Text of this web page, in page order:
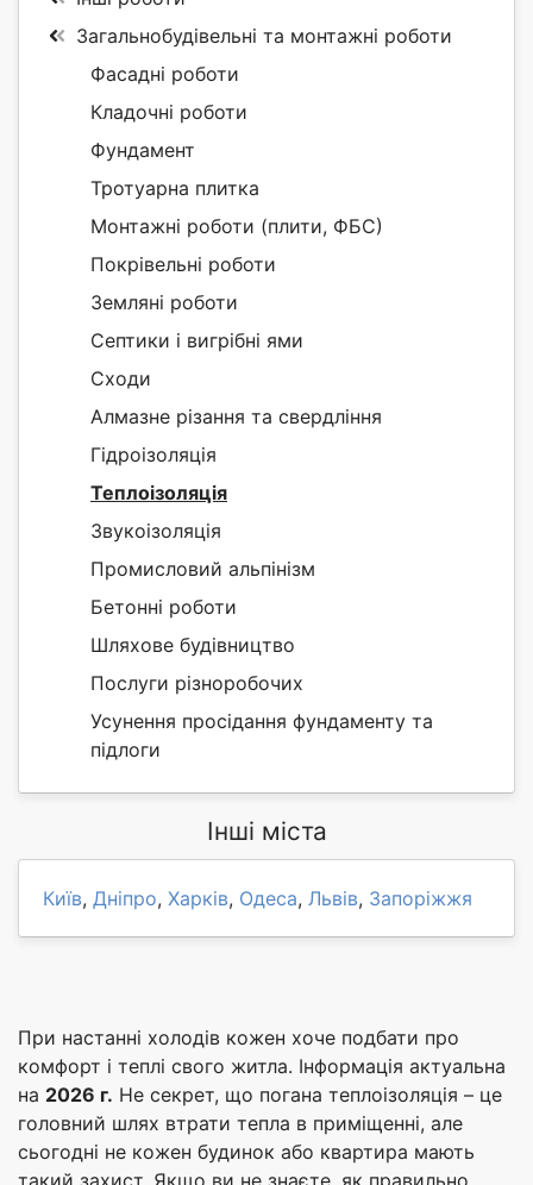
Загальнобудівельні та монтажні роботи
Фасадні роботи
Кладочні роботи
Фундамент
Тротуарна плитка
Монтажні роботи (плити, ФБС)
Покрівельні роботи
Земляні роботи
Септики і вигрібні ями
Сходи
Алмазне різання та свердління
Гідроізоляція
Теплоізоляція
Звукоізоляція
Промисловий альпінізм
Бетонні роботи
Шляхове будівництво
Послуги різноробочих
Усунення просідання фундаменту та
підлоги
Інші міста
Київ, Дніпро, Харків, Одеса, Львів, Запоріжжя
При настанні холодів кожен хоче подбати про
комфорт і теплі свого житла. Інформація актуальна
на 2026 г. Не секрет, що погана теплоізоляція – це
головний шлях втрати тепла в приміщенні, але
сьогодні не кожен будинок або квартира мають